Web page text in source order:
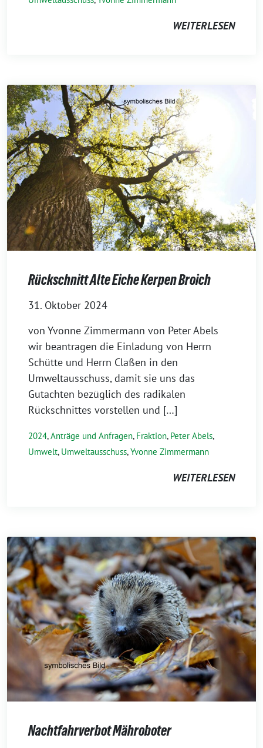
WEITERLESEN
Rückschnitt Alte Eiche Kerpen Broich
31. Oktober 2024
von Yvonne Zimmermann von Peter Abels
wir beantragen die Einladung von Herrn
Schütte und Herrn Claßen in den
Umweltausschuss, damit sie uns das
Gutachten bezüglich des radikalen
Rückschnittes vorstellen und […]
2024,Anträge und Anfragen, Fraktion, Peter Abels,
Umwelt, Umweltausschuss,Yvonne Zimmermann
WEITERLESEN
Nachtfahrverbot Mähroboter